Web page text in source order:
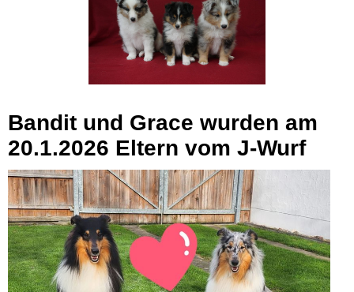
Bandit und Grace wurden am
20.1.2026 Eltern vom J-Wurf